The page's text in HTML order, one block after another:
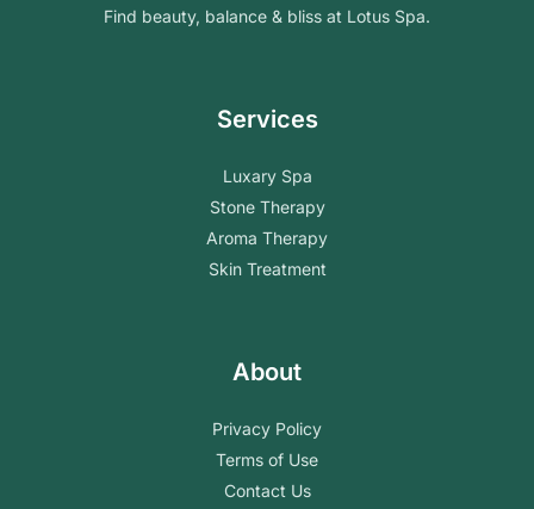
Find beauty, balance & bliss at Lotus Spa.
Services
Luxary Spa
Stone Therapy
Aroma Therapy
Skin Treatment
About
Privacy Policy
Terms of Use
Contact Us